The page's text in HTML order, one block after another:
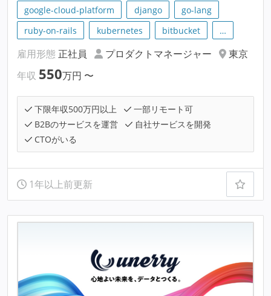
google-cloud-platform django
go-lang
ruby-on-rails
kubernetes bitbucket …
雇用形態 正社員 プロダクトマネージャー
東京
年収 550万円 〜
下限年収500万円以上
一部リモート可
B2Bのサービスを運営
自社サービスを開発
CTOがいる
1年以上前更新